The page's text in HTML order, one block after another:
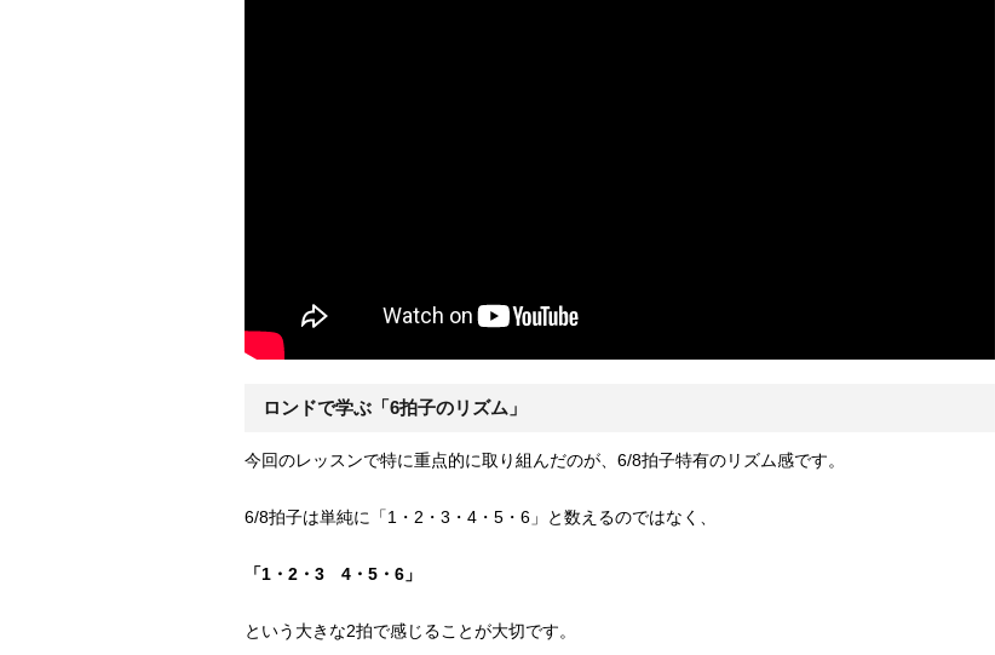
ロンドで学ぶ「6拍子のリズム」
今回のレッスンで特に重点的に取り組んだのが、6/8拍子特有のリズム感です。
6/8拍子は単純に「1・2・3・4・5・6」と数えるのではなく、
「1・2・3 4・5・6」
という大きな2拍で感じることが大切です。